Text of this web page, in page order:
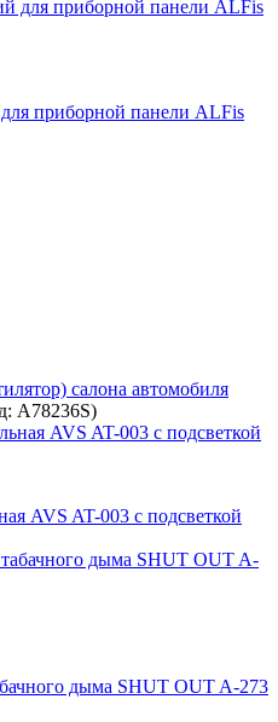
приборной панели ALFis
салона автомобиля
A78236S)
AVS AT-003 с подсветкой
дыма SHUT OUT A-273